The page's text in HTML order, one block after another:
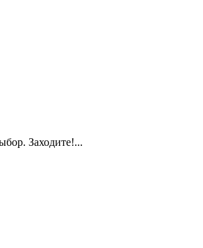
Заходите!...